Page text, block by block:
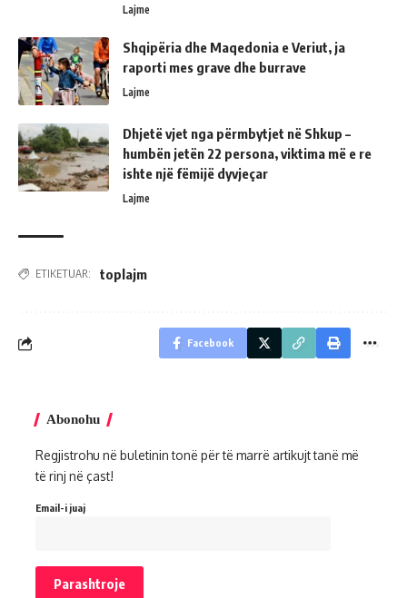
Lajme
Shqipëria dhe Maqedonia e Veriut, ja
raporti mes grave dhe burrave
Lajme
Dhjetë vjet nga përmbytjet në Shkup –
humbën jetën 22 persona, viktima më e re
ishte një fëmijë dyvjeçar
Lajme
ETIKETUAR: toplajm
Facebook
Abonohu
Regjistrohu në buletinin tonë për të marrë artikujt tanë më
të rinj në çast!
Email-i juaj